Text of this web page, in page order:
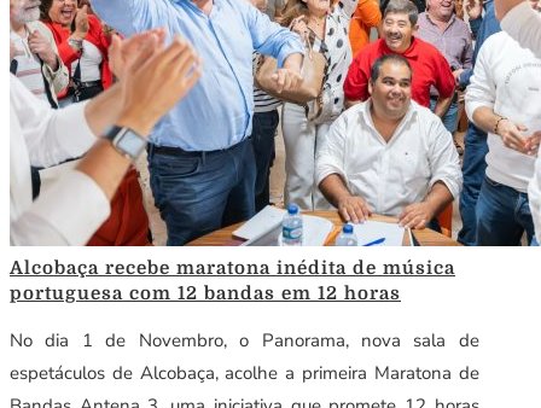
Alcobaça recebe maratona inédita de música
portuguesa com 12 bandas em 12 horas
No dia 1 de Novembro, o Panorama, nova sala de
espetáculos de Alcobaça, acolhe a primeira Maratona de